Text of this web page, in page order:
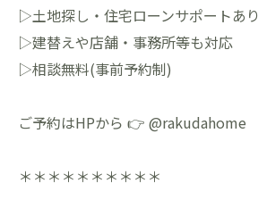
▷土地探し・住宅ローンサポートあり
▷建替えや店舗・事務所等も対応
▷相談無料(事前予約制)
ご予約はHPから 👉 @rakudahome
＊＊＊＊＊＊＊＊＊＊